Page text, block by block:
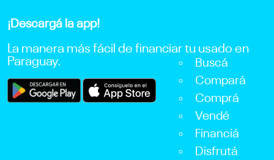
¡Descargá la app!
La manera más fácil de financiar tu usado en
Paraguay.
Buscá
Compará
Comprá
Vendé
Financiá
Disfrutá